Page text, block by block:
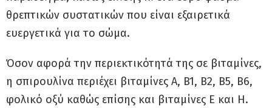
θρεπτικών συστατικών που είναι εξαιρετικά
ευεργετικά για το σώμα.
Όσον αφορά την περιεκτικότητά της σε βιταμίνες,
η σπιρουλίνα περιέχει βιταμίνες A, B1, B2, B5, B6,
φολικό οξύ καθώς επίσης και βιταμίνες E και H.